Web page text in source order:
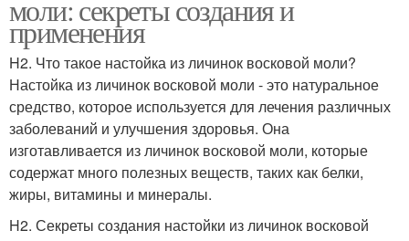
моли: секреты создания и
применения
H2. Что такое настойка из личинок восковой моли?
Настойка из личинок восковой моли - это натуральное
средство, которое используется для лечения различных
заболеваний и улучшения здоровья. Она
изготавливается из личинок восковой моли, которые
содержат много полезных веществ, таких как белки,
жиры, витамины и минералы.
H2. Секреты создания настойки из личинок восковой